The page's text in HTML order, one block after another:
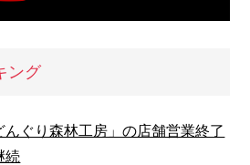
ング
ぐり森林工房」の店舗営業終了
続